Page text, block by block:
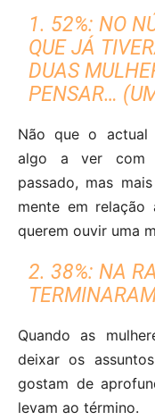
1. 52%: NO
QUE JÁ
DUAS
PENSAR…
Não que o actual
algo a ver com
passado, mas
mente em relação
querem ouvir uma
2. 38%: NA
Quando as
deixar os
gostam de
levam ao término.